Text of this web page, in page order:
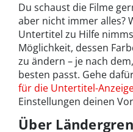
Du schaust die Filme
aber nicht immer alles?
Untertitel zu Hilfe
Möglichkeit, dessen
zu ändern – je nach
besten passt. Gehe
für die Untertitel-
Einstellungen deinen
Über